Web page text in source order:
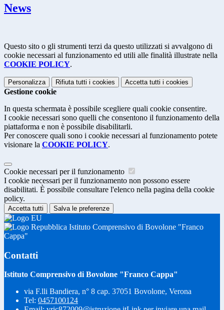
News
Questo sito o gli strumenti terzi da questo utilizzati si avvalgono di
cookie necessari al funzionamento ed utili alle finalità illustrate nella
COOKIE POLICY.
Personalizza Rifiuta tutti i cookies Accetta tutti i cookies
Gestione cookie
In questa schermata è possibile scegliere quali cookie consentire.
I cookie necessari sono quelli che consentono il funzionamento della
piattaforma e non è possibile disabilitarli.
Per conoscere quali sono i cookie necessari al funzionamento potete
visionare la COOKIE POLICY.
Cookie necessari per il funzionamento
I cookie necessari per il funzionamento non possono essere
disabilitati. È possibile consultare l'elenco nella pagina della cookie
policy.
Accetta tutti Salva le preferenze
Istituto Comprensivo di Bovolone "Franco
Cappa"
Contatti
Istituto Comprensivo di Bovolone "Franco Cappa"
via F.lli Bandiera, n° 8 cap. 37051 Bovolone, Verona
Tel: 0457100124